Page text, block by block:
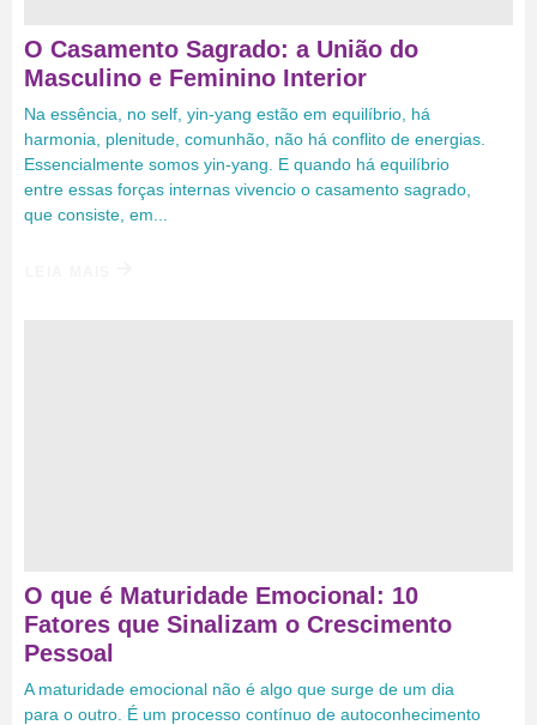
O Casamento Sagrado: a União do
Masculino e Feminino Interior
Na essência, no self, yin-yang estão em equilíbrio, há
harmonia, plenitude, comunhão, não há conflito de energias.
Essencialmente somos yin-yang. E quando há equilíbrio
entre essas forças internas vivencio o casamento sagrado,
que consiste, em...
O que é Maturidade Emocional: 10
Fatores que Sinalizam o Crescimento
Pessoal
A maturidade emocional não é algo que surge de um dia
para o outro. É um processo contínuo de autoconhecimento